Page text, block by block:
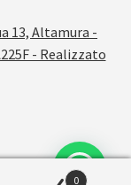
13, Altamura -
- Realizzato
0